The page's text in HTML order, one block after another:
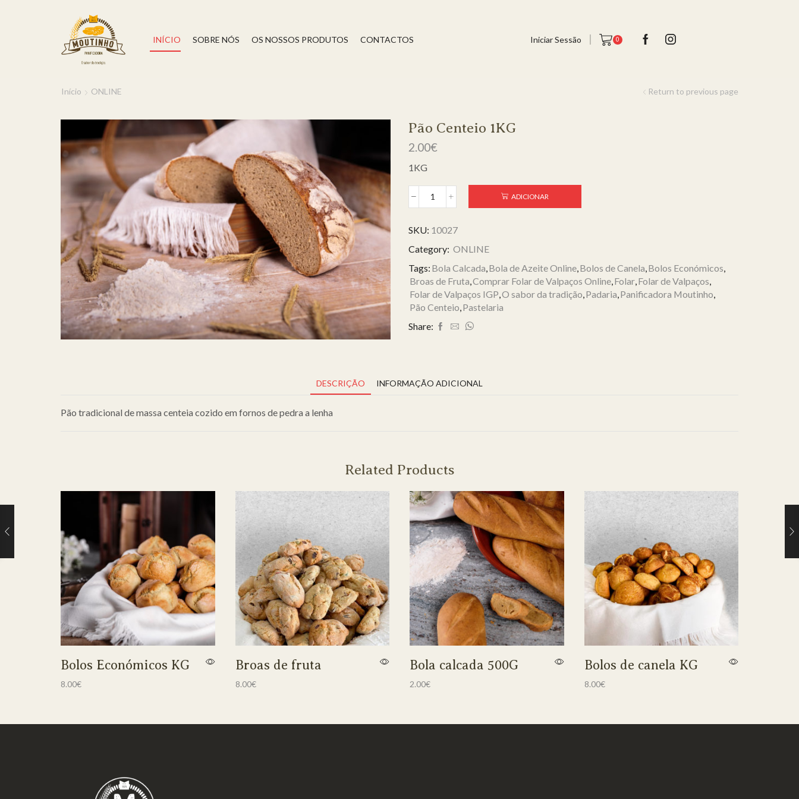
INÍCIO SOBRE NÓS OS NOSSOS PRODUTOS CONTACTOS Iniciar Sessão 0
Início ONLINE Return to previous page
Pão Centeio 1KG
2.00€
1KG
ADICIONAR
SKU: 10027
Category: ONLINE
Tags: Bola Calcada,Bola de Azeite Online,Bolos de Canela,Bolos Económicos,
Broas de Fruta,Comprar Folar de Valpaços Online,Folar,Folar de Valpaços,
Folar de Valpaços IGP,O sabor da tradição,Padaria,Panificadora Moutinho,
Pão Centeio,Pastelaria
Share:
DESCRIÇÃO INFORMAÇÃO ADICIONAL
Pão tradicional de massa centeia cozido em fornos de pedra a lenha
Related Products
Bolos Económicos KG
8.00€
Broas de fruta
8.00€
Bola calcada 500G
2.00€
Bolos de canela KG
8.00€
Adicionar